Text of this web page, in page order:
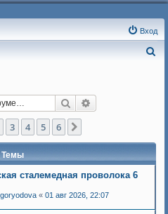
Вход
Поиск
3 4 5 6
Темы
сталемедная проволока 6
« 01 авг 2026, 22:07